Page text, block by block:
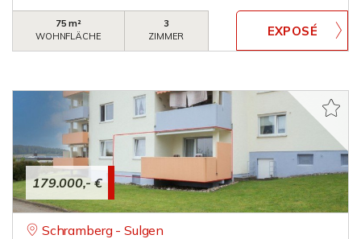
75 m²
WOHNFLÄCHE
3
ZIMMER
179.000,- €
Schramberg - Sulgen